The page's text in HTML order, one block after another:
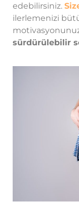
edebilirsiniz.
ilerlemenizi
sürdürülebilir